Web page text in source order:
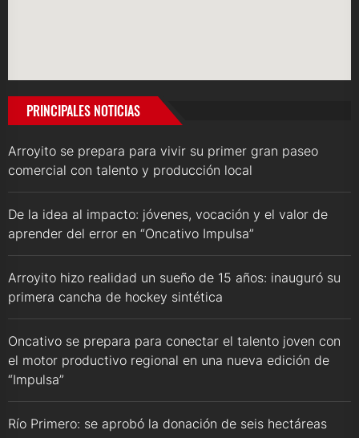
PRINCIPALES NOTICIAS
Arroyito se prepara para vivir su primer gran paseo
comercial con talento y producción local
De la idea al impacto: jóvenes, vocación y el valor de
aprender del error en “Oncativo Impulsa”
Arroyito hizo realidad un sueño de 15 años: inauguró su
primera cancha de hockey sintética
Oncativo se prepara para conectar el talento joven con
el motor productivo regional en una nueva edición de
“Impulsa”
Río Primero: se aprobó la donación de seis hectáreas